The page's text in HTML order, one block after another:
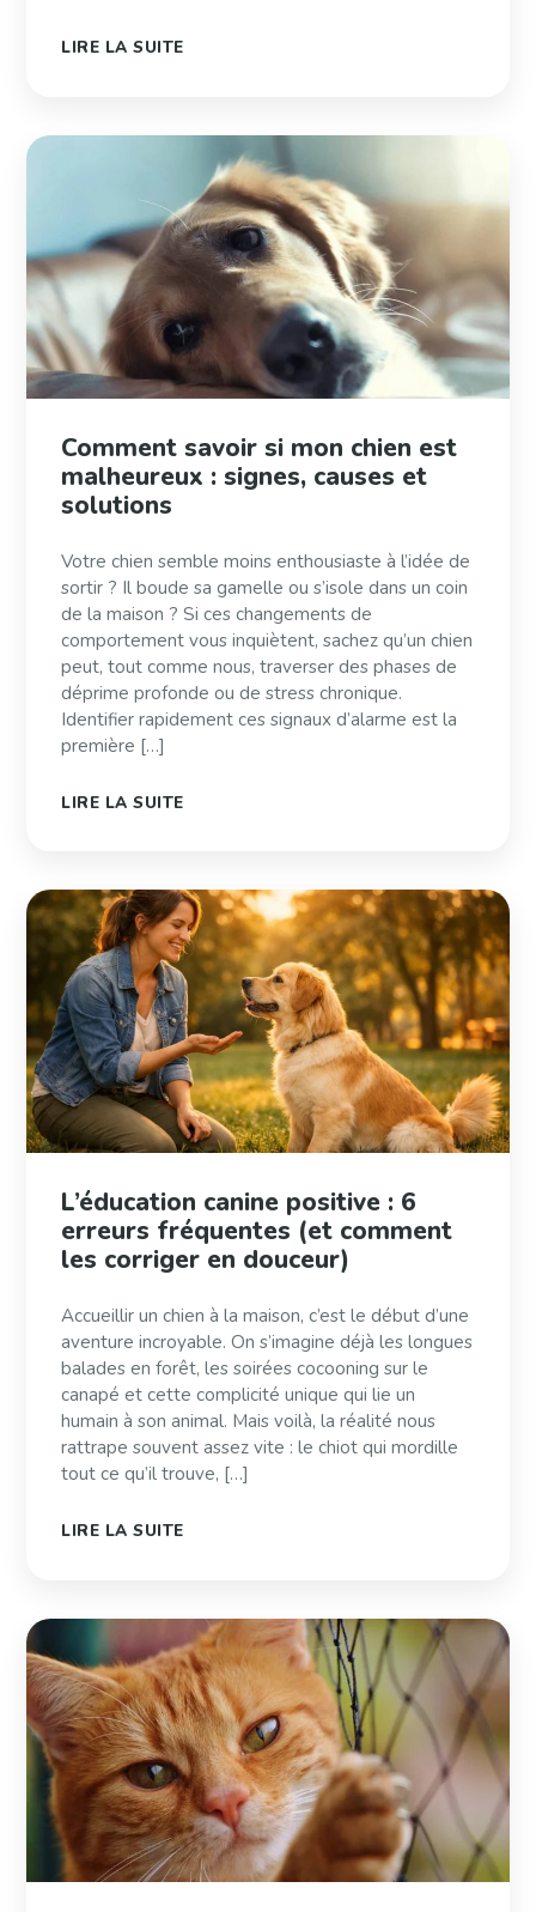
LIRE LA SUITE
Comment savoir si mon chien est
malheureux : signes, causes et
solutions
Votre chien semble moins enthousiaste à l’idée de
sortir ? Il boude sa gamelle ou s’isole dans un coin
de la maison ? Si ces changements de
comportement vous inquiètent, sachez qu’un chien
peut, tout comme nous, traverser des phases de
déprime profonde ou de stress chronique.
Identifier rapidement ces signaux d’alarme est la
première […]
LIRE LA SUITE
L’éducation canine positive : 6
erreurs fréquentes (et comment
les corriger en douceur)
Accueillir un chien à la maison, c’est le début d’une
aventure incroyable. On s’imagine déjà les longues
balades en forêt, les soirées cocooning sur le
canapé et cette complicité unique qui lie un
humain à son animal. Mais voilà, la réalité nous
rattrape souvent assez vite : le chiot qui mordille
tout ce qu’il trouve, […]
LIRE LA SUITE